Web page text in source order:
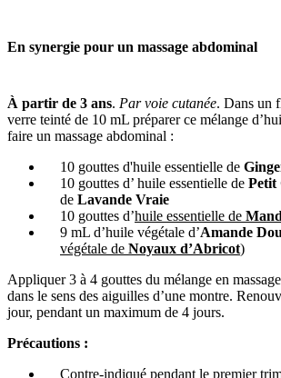
En synergie pour un massage abdominal
À partir de 3 ans. Par voie cutanée. Dans un
verre teinté de 10 mL préparer ce mélange
faire un massage abdominal :
10 gouttes d'huile essentielle de
10 gouttes d’ huile essentielle de Petit
de Lavande Vraie
10 gouttes d’huile essentielle de
9 mL d’huile végétale d’Amande
végétale de Noyaux d’Abricot)
Appliquer 3 à 4 gouttes du mélange en
dans le sens des aiguilles d’une montre.
jour, pendant un maximum de 4 jours.
Précautions :
Contre-indiqué pendant le premier